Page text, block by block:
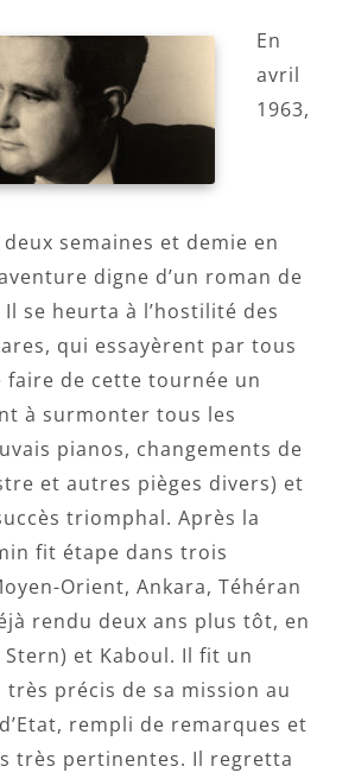
En
avril
1963,
semaines et demie en
digne d’un roman de
Il se heurta à l’hostilité des
qui essayèrent par tous
faire de cette tournée un
à surmonter tous les
pianos, changements de
et autres pièges divers) et
triomphal. Après la
fit étape dans trois
Orient, Ankara, Téhéran
rendu deux ans plus tôt, en
Stern) et Kaboul. Il fit un
précis de sa mission au
rempli de remarques et
très pertinentes. Il regretta